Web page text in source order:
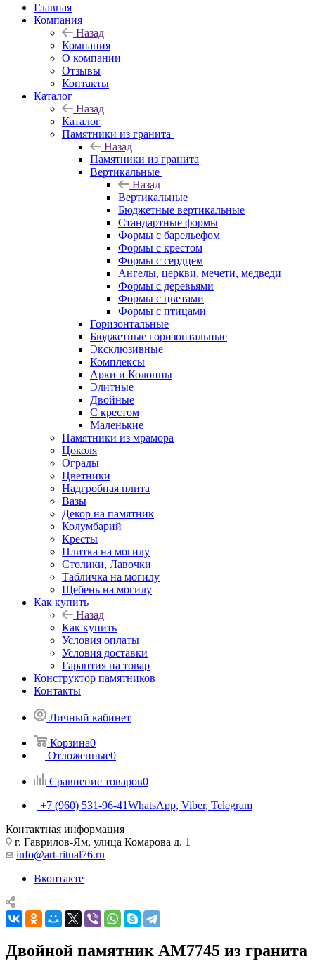
Главная
Компания
Назад
Компания
О компании
Отзывы
Контакты
Каталог
Назад
Каталог
Памятники из гранита
Назад
Памятники из гранита
Вертикальные
Назад
Вертикальные
Бюджетные вертикальные
Стандартные формы
Формы с барельефом
Формы с крестом
Формы с сердцем
Ангелы, церкви, мечети, медведи
Формы с деревьями
Формы с цветами
Формы с птицами
Горизонтальные
Бюджетные горизонтальные
Эксклюзивные
Комплексы
Арки и Колонны
Элитные
Двойные
С крестом
Маленькие
Памятники из мрамора
Цоколя
Ограды
Цветники
Надгробная плита
Вазы
Декор на памятник
Колумбарий
Кресты
Плитка на могилу
Столики, Лавочки
Табличка на могилу
Щебень на могилу
Как купить
Назад
Как купить
Условия оплаты
Условия доставки
Гарантия на товар
Конструктор памятников
Контакты
Личный кабинет
Корзина0
Отложенные0
Сравнение товаров0
+7 (960) 531-96-41WhatsApp, Viber, Telegram
Контактная информация
г. Гаврилов-Ям, улица Комарова д. 1
info@art-ritual76.ru
Вконтакте
Двойной памятник AM7745 из гранита